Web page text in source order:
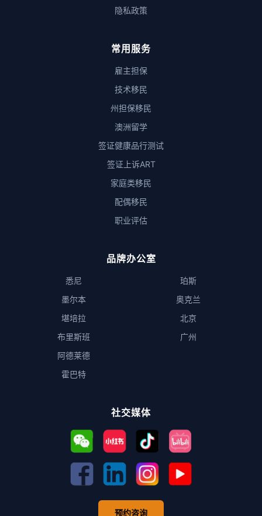
隐私政策
常用服务
雇主担保
技术移民
州担保移民
澳洲留学
签证健康品行测试
签证上诉ART
家庭类移民
配偶移民
职业评估
品牌办公室
悉尼
墨尔本
堪培拉
布里斯班
阿德莱德
霍巴特
珀斯
奥克兰
北京
广州
社交媒体
预约咨询